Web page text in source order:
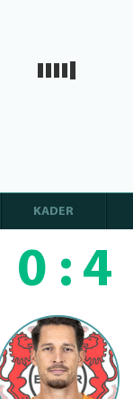
KADER
0 : 4